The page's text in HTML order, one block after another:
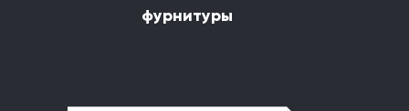
фурнитуры